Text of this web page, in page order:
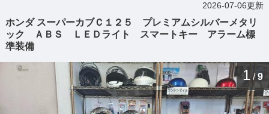
2026-07-06更新
ホンダ スーパーカブＣ１２５ プレミアムシルバーメタリ
ック ＡＢＳ ＬＥＤライト スマートキー アラーム標
準装備
1 / 9